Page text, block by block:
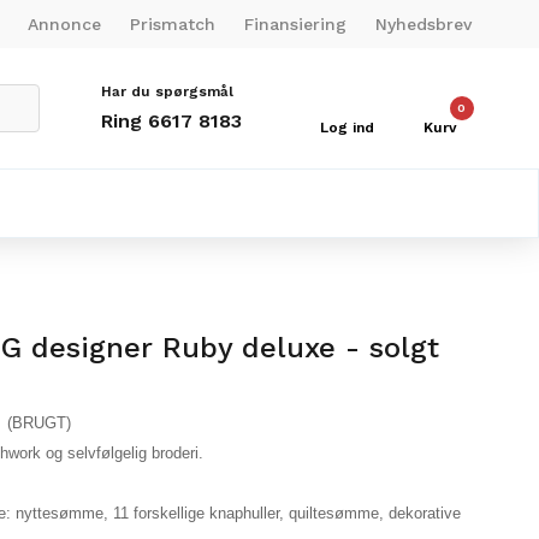
Annonce Prismatch Finansiering Nyhedsbrev
Har du spørgsmål
Ring 6617 8183 Log ind
0
Kurv
designer Ruby deluxe - solgt
(BRUGT)
og selvfølgelig broderi.
nyttesømme, 11 forskellige knaphuller, quiltesømme, dekorative